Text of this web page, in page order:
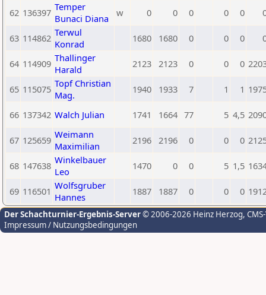
62 136397 Temper
Bunaci Diana
w 0 0 0 0 0
63 114862 Terwul
Konrad
1680 1680 0 0 0
64 114909 Thallinger
Harald
2123 2123 0 0 0
65 115075 Topf Christian
Mag.
1940 1933 7 1 1
66 137342 Walch Julian 1741 1664 77 5 4,5
67 125659 Weimann
Maximilian
2196 2196 0 0 0
68 147638 Winkelbauer
Leo
1470 0 0 5 1,5
69 116501 Wolfsgruber
Hannes
1887 1887 0 0 0
Der Schachturnier-Ergebnis-Server© 2006-2026 Heinz Herzog,
Impressum / Nutzungsbedingungen